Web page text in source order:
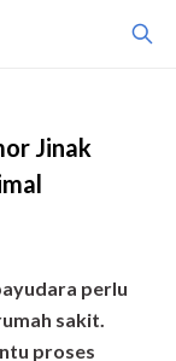
Jinak
perlu
sakit.
proses